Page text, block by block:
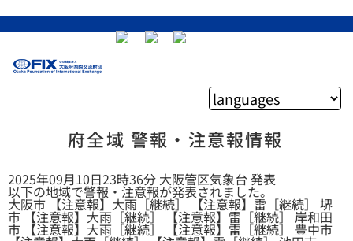
府全域 警報・注意報情報
2025年09月10日23時36分 大阪管区気象台 発表
以下の地域で警報・注意報が発表されました。
大阪市 【注意報】大雨［継続］ 【注意報】雷［継続］ 堺
市 【注意報】大雨［継続］ 【注意報】雷［継続］ 岸和田
市 【注意報】大雨［継続］ 【注意報】雷［継続］ 豊中市